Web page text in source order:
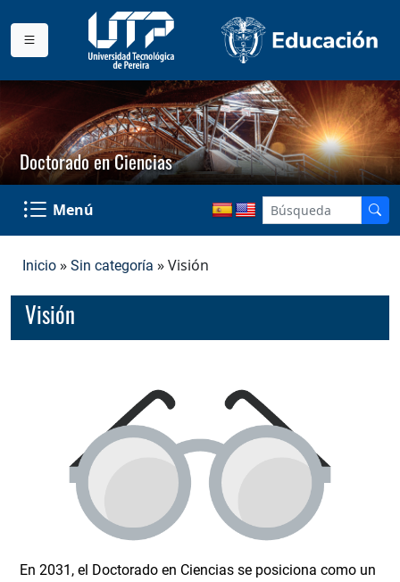
Doctorado en Ciencias
Menú
Inicio » Sin categoría » Visión
Visión
En 2031, el Doctorado en Ciencias se posiciona como un